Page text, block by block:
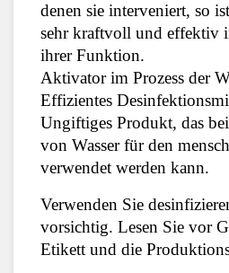
denen sie interveniert, so
sehr kraftvoll und effektiv
ihrer Funktion.
Aktivator im Prozess der
Effizientes
Ungiftiges Produkt, das
von Wasser für den
verwendet werden kann.
Verwenden Sie
vorsichtig. Lesen Sie vor
Etikett und die